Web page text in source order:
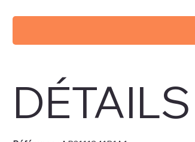
DÉTAILS